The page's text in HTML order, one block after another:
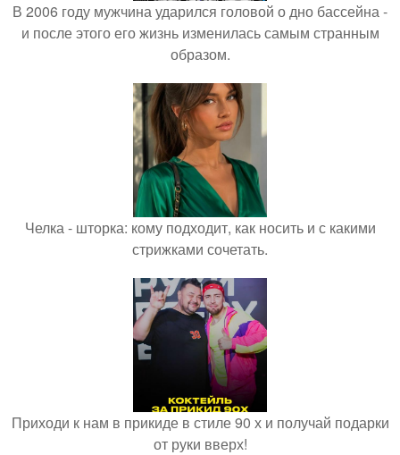
В 2006 году мужчина ударился головой о дно бассейна -
и после этого его жизнь изменилась самым странным
образом.
Челка - шторка: кому подходит, как носить и с какими
стрижками сочетать.
Приходи к нам в прикиде в стиле 90 х и получай подарки
от руки вверх!